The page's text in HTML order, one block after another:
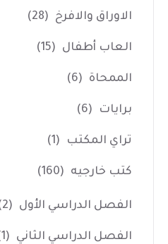
الاوراق والافرخ (28)
العاب أطفال (15)
الممحاة (6)
برايات (6)
تراي المكتب (1)
كتب خارجيه (160)
الفصل الدراسي الأول (2)
الفصل الدراسي الثاني (1)